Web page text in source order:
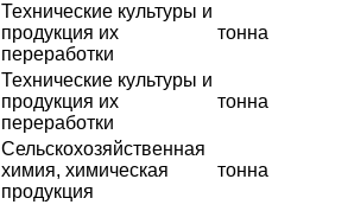
Технические культуры и
продукция их
переработки
тонна
Технические культуры и
продукция их
переработки
тонна
Сельскохозяйственная
химия, химическая
продукция
тонна